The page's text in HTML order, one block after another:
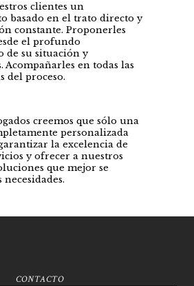
clientes un
basado en el trato directo y
constante. Proponerles
el profundo
de su situación y
Acompañarles en todas las
del proceso.
creemos que sólo una
personalizada
la excelencia de
y ofrecer a nuestros
que mejor se
necesidades.
CONTACTO